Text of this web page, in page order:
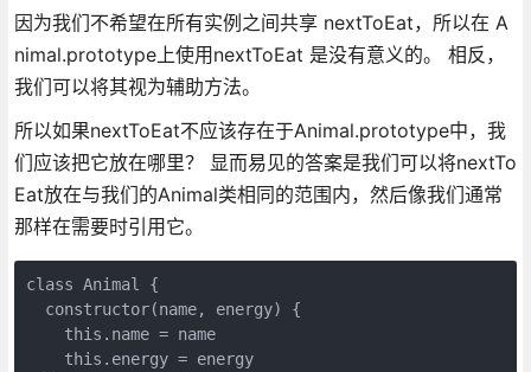
因为我们不希望在所有实例之间共享 nextToEat，所以在 A
nimal.prototype上使用nextToEat 是没有意义的。 相反，
我们可以将其视为辅助方法。
所以如果nextToEat不应该存在于Animal.prototype中，我
们应该把它放在哪里？ 显而易见的答案是我们可以将nextTo
Eat放在与我们的Animal类相同的范围内，然后像我们通常
那样在需要时引用它。
class Animal {
  constructor(name, energy) {
    this.name = name
    this.energy = energy